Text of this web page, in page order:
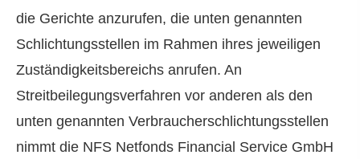
die Gerichte anzurufen, die unten genannten
Schlichtungsstellen im Rahmen ihres jeweiligen
Zuständigkeitsbereichs anrufen. An
Streitbeilegungsverfahren vor anderen als den
unten genannten Verbraucherschlichtungsstellen
nimmt die NFS Netfonds Financial Service GmbH